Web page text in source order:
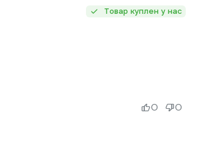
Товар куплен у нас
0 0